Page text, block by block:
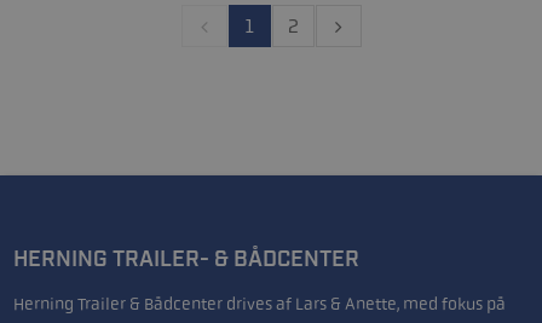
1 2
HERNING TRAILER- & BÅDCENTER
Herning Trailer & Bådcenter drives af Lars & Anette, med fokus på